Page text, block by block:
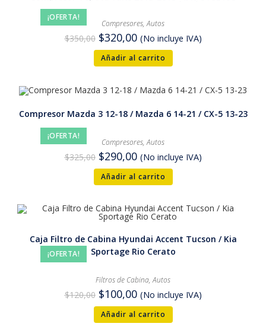
¡OFERTA!
Compresores,Autos
$350,00 $320,00 (No incluye IVA)
Añadir al carrito
¡OFERTA!
Compresor Mazda 3 12-18 / Mazda 6 14-21 / CX-5 13-23
Compresores,Autos
$325,00 $290,00 (No incluye IVA)
Añadir al carrito
¡OFERTA!
Caja Filtro de Cabina Hyundai Accent Tucson / Kia
Sportage Rio Cerato
Filtros de Cabina,Autos
$120,00 $100,00 (No incluye IVA)
Añadir al carrito